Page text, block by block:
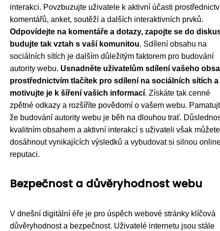
interakci. Povzbuzujte uživatele k aktivní účasti
komentářů, anket, soutěží a dalších interaktivních prvků.
Odpovídejte na komentáře a dotazy, zapojte se do
budujte tak vztah s vaší komunitou. Sdílení obsahu na
sociálních sítích je dalším důležitým faktorem pro budování
autority webu. Usnadněte uživatelům sdílení vašeho
prostřednictvím tlačítek pro sdílení na sociálních sítích a
motivujte je k šíření vašich informací. Získáte tak cenné
zpětné odkazy a rozšíříte povědomí o vašem webu.
že budování autority webu je běh na dlouhou trať.
kvalitním obsahem a aktivní interakcí s uživateli však můžete
dosáhnout vynikajících výsledků a vybudovat si silnou
reputaci.
Bezpečnost a důvěryhodnost webu
V dnešní digitální éře je pro úspěch webové stránky klíčová
důvěryhodnost a bezpečnost. Uživatelé internetu jsou stále